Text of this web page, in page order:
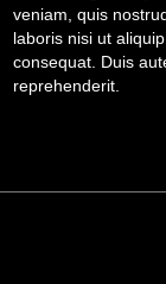
veniam, quis
laboris nisi ut
consequat. Duis
reprehenderit.